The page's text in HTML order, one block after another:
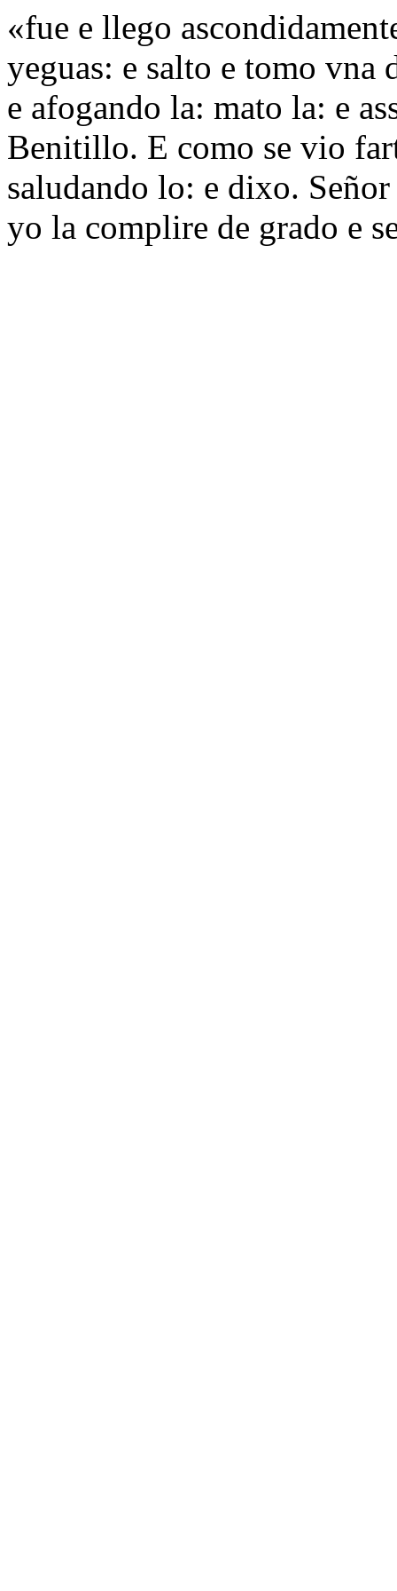
«fue e llego
yeguas: e salto e tomo vna
e afogando la: mato la: e
Benitillo. E como se vio
saludando lo: e dixo.
yo la complire de grado e